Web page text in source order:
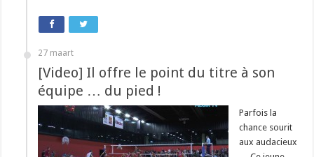
27 maart
[Video] Il offre le point du titre à son
équipe … du pied !
Parfois la
chance sourit
aux audacieux